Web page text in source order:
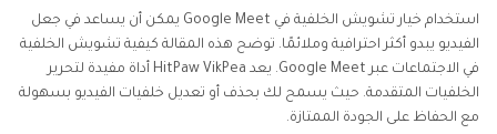
استخدام خيار تشويش الخلفية في Google Meet يمكن أن يساعد في جعل
الفيديو يبدو أكثر احترافية وملائمًا. توضح هذه المقالة كيفية تشويش الخلفية
في الاجتماعات عبر Google Meet. يعد HitPaw VikPea أداة مفيدة لتحرير
الخلفيات المتقدمة. حيث يسمح لك بحذف أو تعديل خلفيات الفيديو بسهولة
مع الحفاظ على الجودة الممتازة.